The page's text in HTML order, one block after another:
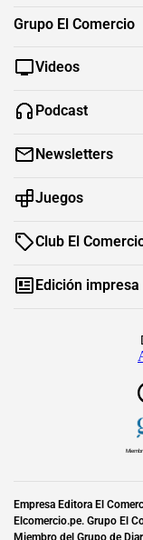
Grupo El Comercio
Videos
Podcast
Newsletters
Juegos
Club El
Edición impresa
Empresa Editora El
Elcomercio.pe. Grupo El
Miembro del Grupo de